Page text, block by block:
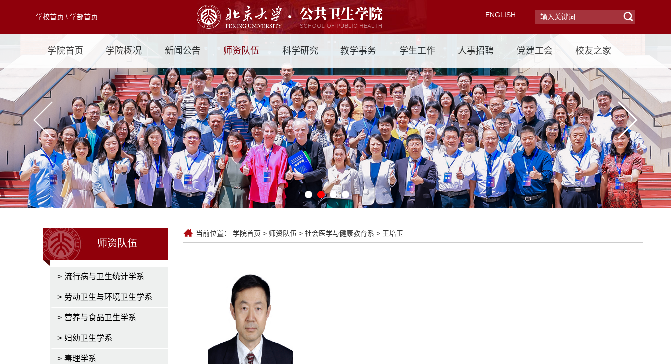
学校首页 \ 学部首页 ENGLISH
学院首页 学院概况 新闻公告 师资队伍 科学研究 教学事务 学生工作 人事招聘 党建工会 校友之家
师资队伍
> 流行病与卫生统计学系
> 劳动卫生与环境卫生学系
> 营养与食品卫生学系
> 妇幼卫生学系
> 毒理学系
当前位置： 学院首页 > 师资队伍 > 社会医学与健康教育系 > 王培玉